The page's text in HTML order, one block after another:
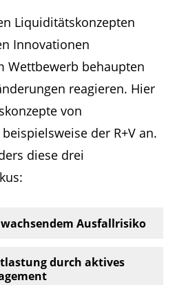
Liquiditätskonzepten
Innovationen
Wettbewerb behaupten
reagieren. Hier
von
der R+V an.
diese drei
Ausfallrisiko
durch aktives